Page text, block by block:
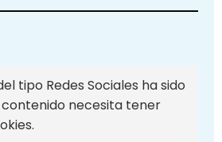
tipo Redes Sociales ha sido
contenido necesita tener